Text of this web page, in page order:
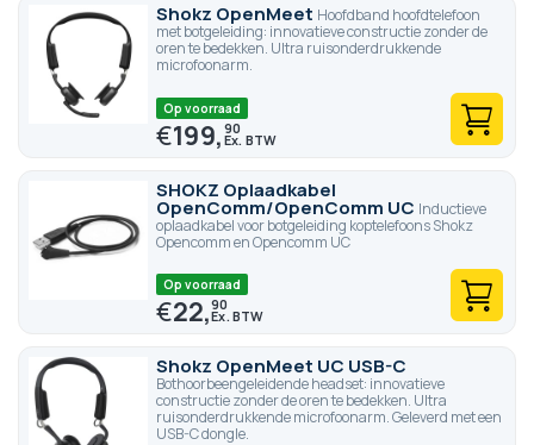
Shokz OpenMeet Hoofdband hoofdtelefoon
met botgeleiding: innovatieve constructie zonder de
oren te bedekken. Ultra ruisonderdrukkende
microfoonarm.
Op voorraad
€199,90
SHOKZ Oplaadkabel
OpenComm/OpenComm UC Inductieve
oplaadkabel voor botgeleiding koptelefoons Shokz
Opencomm en Opencomm UC
Op voorraad
€22,90
Shokz OpenMeet UC USB-C
Bothoorbeengeleidende headset: innovatieve
constructie zonder de oren te bedekken. Ultra
ruisonderdrukkende microfoonarm. Geleverd met een
USB-C dongle.